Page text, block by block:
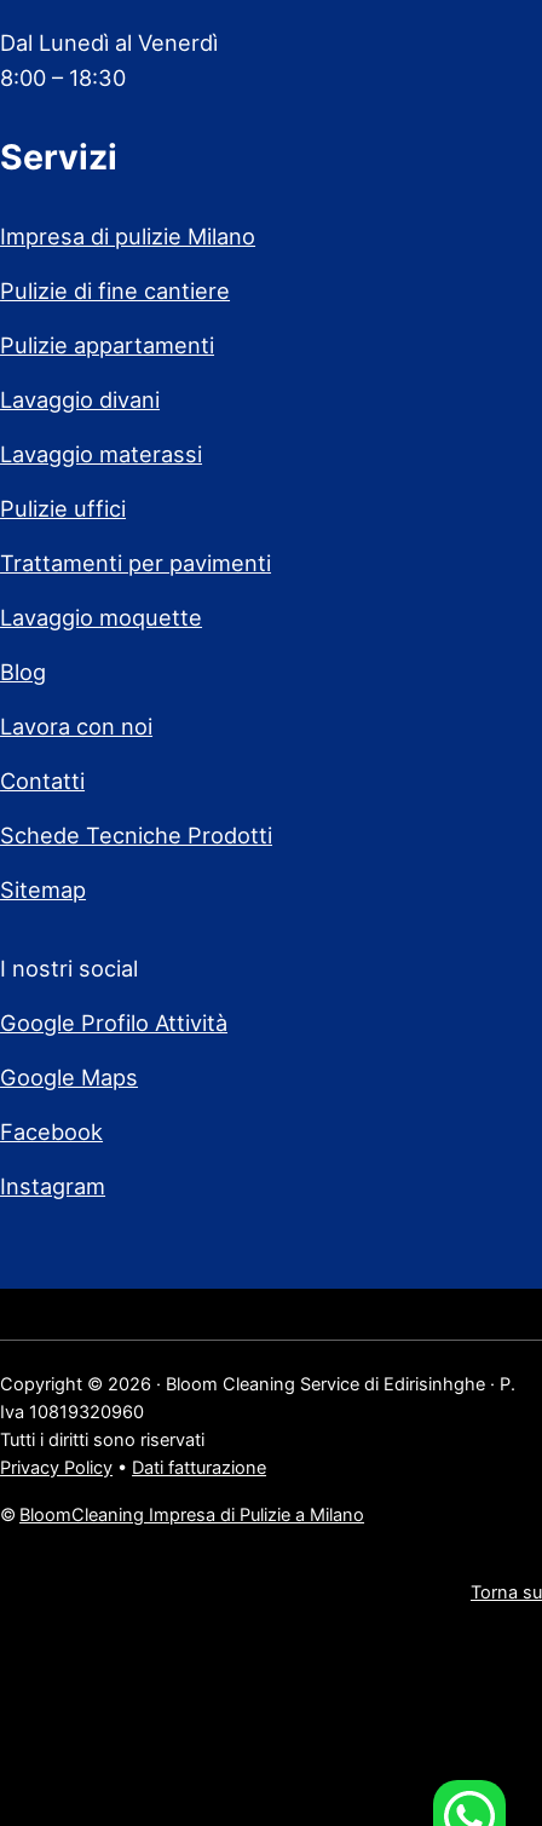
Dal Lunedì al Venerdì
8:00 – 18:30
Servizi
Impresa di pulizie Milano
Pulizie di fine cantiere
Pulizie appartamenti
Lavaggio divani
Lavaggio materassi
Pulizie uffici
Trattamenti per pavimenti
Lavaggio moquette
Blog
Lavora con noi
Contatti
Schede Tecniche Prodotti
Sitemap
I nostri social
Google Profilo Attività
Google Maps
Facebook
Instagram
Copyright © 2026 · Bloom Cleaning Service di Edirisinhghe · P.
Iva 10819320960
Tutti i diritti sono riservati
Privacy Policy • Dati fatturazione
© BloomCleaning Impresa di Pulizie a Milano
Torna su